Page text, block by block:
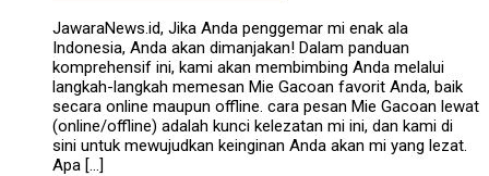
JawaraNews.id, Jika Anda penggemar mi enak ala
Indonesia, Anda akan dimanjakan! Dalam panduan
komprehensif ini, kami akan membimbing Anda melalui
langkah-langkah memesan Mie Gacoan favorit Anda, baik
secara online maupun offline. cara pesan Mie Gacoan lewat
(online/offline) adalah kunci kelezatan mi ini, dan kami di
sini untuk mewujudkan keinginan Anda akan mi yang lezat.
Apa […]